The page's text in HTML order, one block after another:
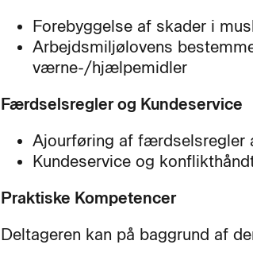
Forebyggelse af skader i
Arbejdsmiljølovens
værne-/hjælpemidler
Færdselsregler og Kundeservice
Ajourføring af
Kundeservice og
Praktiske Kompetencer
Deltageren kan på baggrund af